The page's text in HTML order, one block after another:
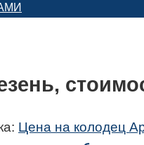
Цена на колодец